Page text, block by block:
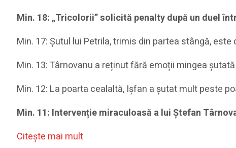
Min. 18: „Tricolorii” solicită penalty după un duel
Min. 17: Șutul lui Petrila, trimis din partea stângă,
Min. 13: Târnovanu a reținut fără emoții mingea
Min. 12: La poarta cealaltă, Ișfan a șutat mult peste
Min. 11: Intervenție miraculoasă a lui Ștefan
Citeşte mai mult